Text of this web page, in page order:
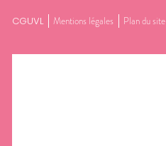
CGUVL Mentions légales Plan du site